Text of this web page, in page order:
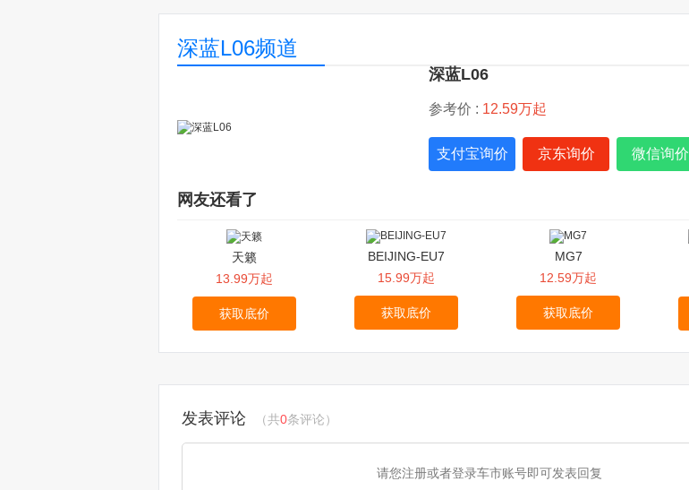
深蓝L06频道
深蓝L06
参考价 : 12.59万起
支付宝询价 京东询价 微信询价
网友还看了
天籁
13.99万起
获取底价
BEIJING-EU7
15.99万起
获取底价
MG7
12.59万起
获取底价
发表评论 （共0条评论）
请您注册或者登录车市账号即可发表回复